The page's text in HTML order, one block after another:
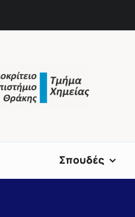
Σπουδές